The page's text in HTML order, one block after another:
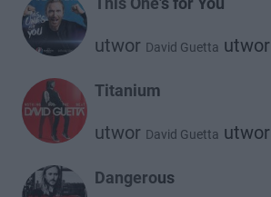
utwor David Guetta utwor
Titanium
utwor David Guetta utwor
Dangerous